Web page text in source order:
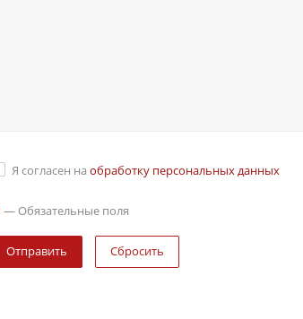
Я согласен на обработку персональных данных
— Обязательные поля
Сбросить